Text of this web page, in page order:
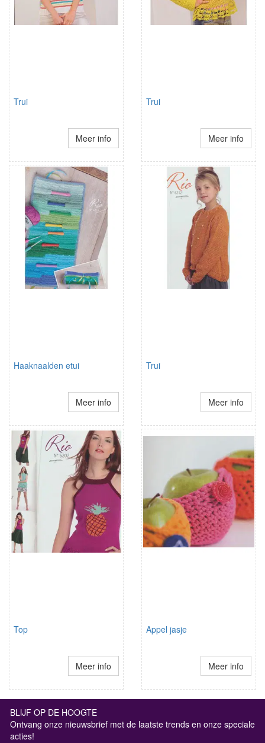
Trui
Meer info
Trui
Meer info
Haaknaalden etui
Meer info
Trui
Meer info
Top
Meer info
Appel jasje
Meer info
BLIJF OP DE HOOGTE
Ontvang onze nieuwsbrief met de laatste trends en onze speciale
acties!